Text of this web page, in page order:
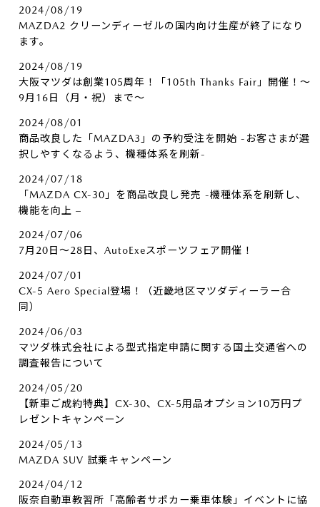
2024/08/19
MAZDA2 クリーンディーゼルの国内向け生産が終了になり
ます。
2024/08/19
大阪マツダは創業105周年！「105th Thanks Fair」開催！～
9月16日（月・祝）まで～
2024/08/01
商品改良した「MAZDA3」の予約受注を開始 -お客さまが選
択しやすくなるよう、機種体系を刷新-
2024/07/18
「MAZDA CX-30」を商品改良し発売 -機種体系を刷新し、
機能を向上 –
2024/07/06
7月20日～28日、AutoExeスポーツフェア開催！
2024/07/01
CX-5 Aero Special登場！（近畿地区マツダディーラー合
同）
2024/06/03
マツダ株式会社による型式指定申請に関する国土交通省への
調査報告について
2024/05/20
【新車ご成約特典】CX-30、CX-5用品オプション10万円プ
レゼントキャンペーン
2024/05/13
MAZDA SUV 試乗キャンペーン
2024/04/12
阪奈自動車教習所「高齢者サポカー乗車体験」イベントに協